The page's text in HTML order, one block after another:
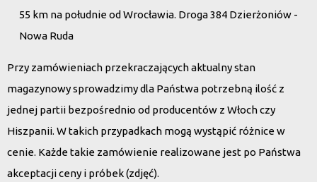
55 km na południe od Wrocławia. Droga 384 Dzierżoniów -
Nowa Ruda
Przy zamówieniach przekraczających aktualny stan
magazynowy sprowadzimy dla Państwa potrzebną ilość z
jednej partii bezpośrednio od producentów z Włoch czy
Hiszpanii. W takich przypadkach mogą wystąpić różnice w
cenie. Każde takie zamówienie realizowane jest po Państwa
akceptacji ceny i próbek (zdjęć).